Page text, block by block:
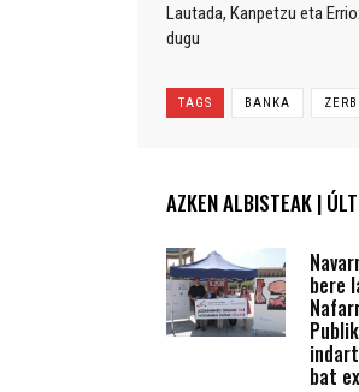
Lautada, Kanpetzu eta
dugu
TAGS BANKA
AZKEN ALBISTEAK |
bere
bat